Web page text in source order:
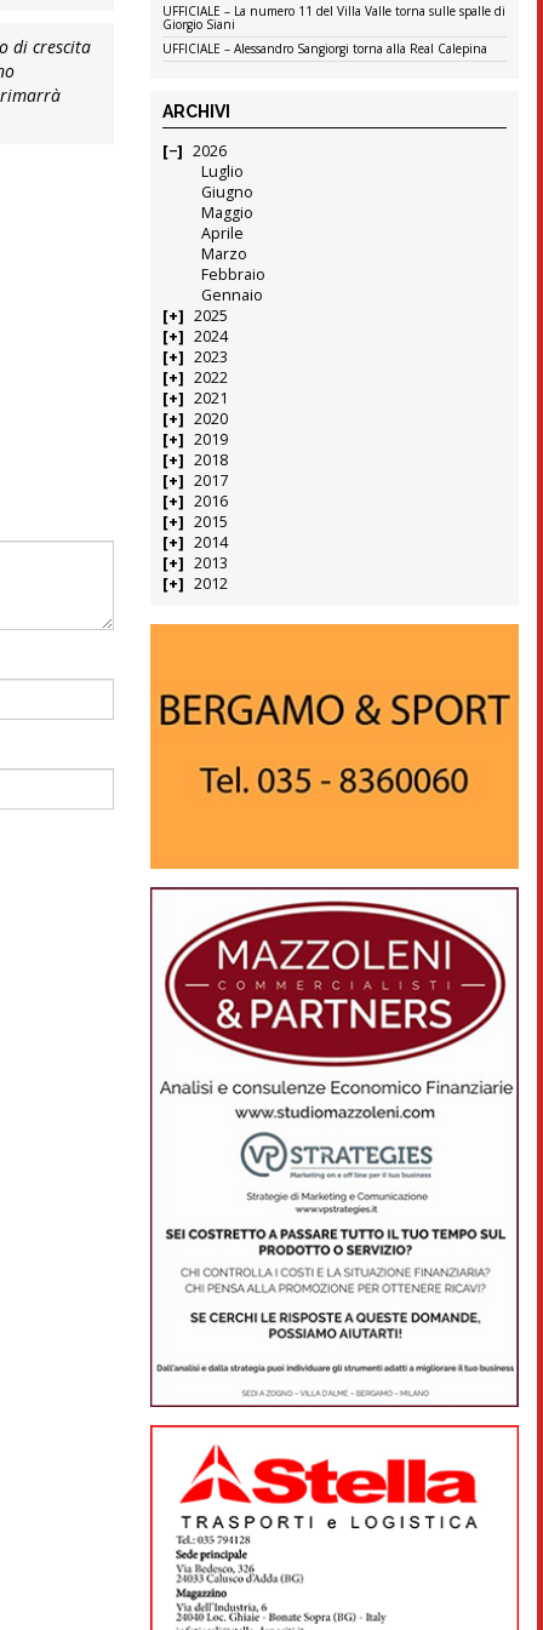
di crescita
rimarrà
UFFICIALE – La numero 11 del Villa Valle torna sulle spalle di
Giorgio Siani
UFFICIALE – Alessandro Sangiorgi torna alla Real Calepina
ARCHIVI
2026
Luglio
Giugno
Maggio
Aprile
Marzo
Febbraio
Gennaio
2025
2024
2023
2022
2021
2020
2019
2018
2017
2016
2015
2014
2013
2012